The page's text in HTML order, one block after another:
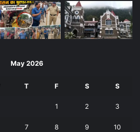
May 2026
T F S S
1 2 3
7 8 9 10